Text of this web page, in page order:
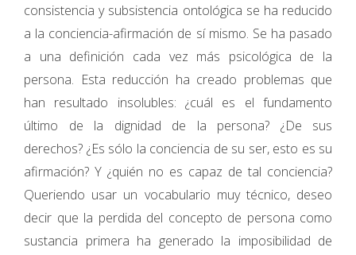
consistencia y subsistencia ontológica se ha reducido
a la conciencia-afirmación de sí mismo. Se ha pasado
a una definición cada vez más psicológica de la
persona. Esta reducción ha creado problemas que
han resultado insolubles: ¿cuál es el fundamento
último de la dignidad de la persona? ¿De sus
derechos? ¿Es sólo la conciencia de su ser, esto es su
afirmación? Y ¿quién no es capaz de tal conciencia?
Queriendo usar un vocabulario muy técnico, deseo
decir que la perdida del concepto de persona como
sustancia primera ha generado la imposibilidad de